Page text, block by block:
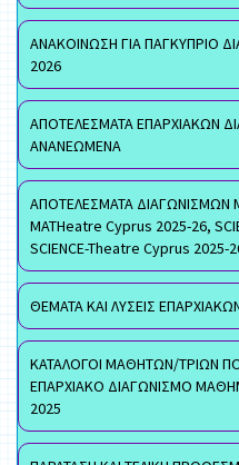
ΑΝΑΚΟΙΝΩΣΗ ΓΙΑ ΠΑΓΚΥΠΡΙΟ
2026
ΑΠΟΤΕΛΕΣΜΑΤΑ ΕΠΑΡΧΙΑΚΩΝ
ΑΝΑΝΕΩΜΕΝΑ
ΑΠΟΤΕΛΕΣΜΑΤΑ ΔΙΑΓΩΝΙΣΜΩΝ
MATHeatre Cyprus 2025-26,
SCIENCE-Theatre Cyprus 2025-
ΘΕΜΑΤΑ ΚΑΙ ΛΥΣΕΙΣ
ΚΑΤΑΛΟΓΟΙ ΜΑΘΗΤΩΝ/ΤΡΙΩΝ
ΕΠΑΡΧΙΑΚΟ ΔΙΑΓΩΝΙΣΜΟ
2025